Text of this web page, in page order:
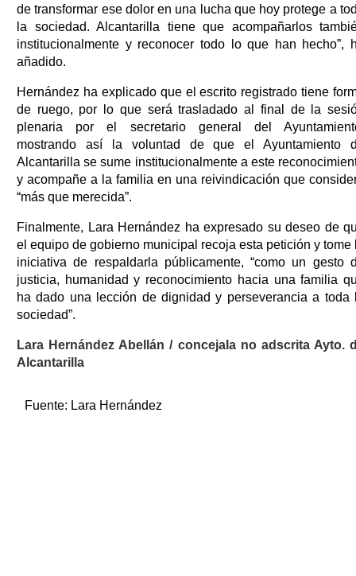
de transformar ese dolor en una lucha que hoy protege a
la sociedad. Alcantarilla tiene que acompañarlos
institucionalmente y reconocer todo lo que han hecho”,
añadido.
Hernández ha explicado que el escrito registrado tiene
de ruego, por lo que será trasladado al final de la
plenaria por el secretario general del
mostrando así la voluntad de que el Ayuntamiento
Alcantarilla se sume institucionalmente a este
y acompañe a la familia en una reivindicación que
“más que merecida”.
Finalmente, Lara Hernández ha expresado su deseo de
el equipo de gobierno municipal recoja esta petición y tome
iniciativa de respaldarla públicamente, “como un gesto
justicia, humanidad y reconocimiento hacia una familia
ha dado una lección de dignidad y perseverancia a toda
sociedad”.
Lara Hernández Abellán / concejala no adscrita Ayto.
Alcantarilla
Fuente: Lara Hernández